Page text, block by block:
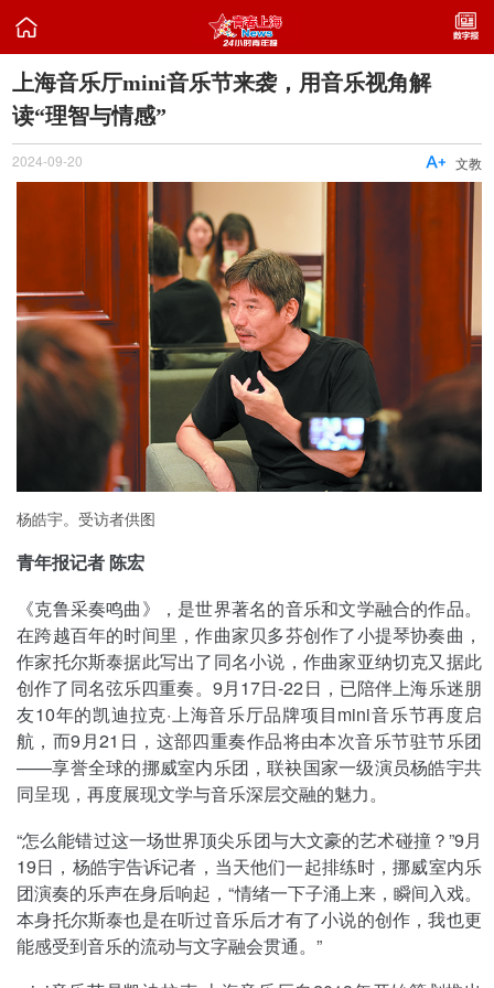

上海音乐厅mini音乐节来袭，用音乐视角解
读“理智与情感”
2024-09-20 文教

杨皓宇。受访者供图
青年报记者 陈宏
《克鲁采奏鸣曲》，是世界著名的音乐和文学融合的作品。
在跨越百年的时间里，作曲家贝多芬创作了小提琴协奏曲，
作家托尔斯泰据此写出了同名小说，作曲家亚纳切克又据此
创作了同名弦乐四重奏。9月17日-22日，已陪伴上海乐迷朋
友10年的凯迪拉克·上海音乐厅品牌项目mini音乐节再度启
航，而9月21日，这部四重奏作品将由本次音乐节驻节乐团
——享誉全球的挪威室内乐团，联袂国家一级演员杨皓宇共
同呈现，再度展现文学与音乐深层交融的魅力。
“怎么能错过这一场世界顶尖乐团与大文豪的艺术碰撞？”9月
19日，杨皓宇告诉记者，当天他们一起排练时，挪威室内乐
团演奏的乐声在身后响起，“情绪一下子涌上来，瞬间入戏。
本身托尔斯泰也是在听过音乐后才有了小说的创作，我也更
能感受到音乐的流动与文字融会贯通。”